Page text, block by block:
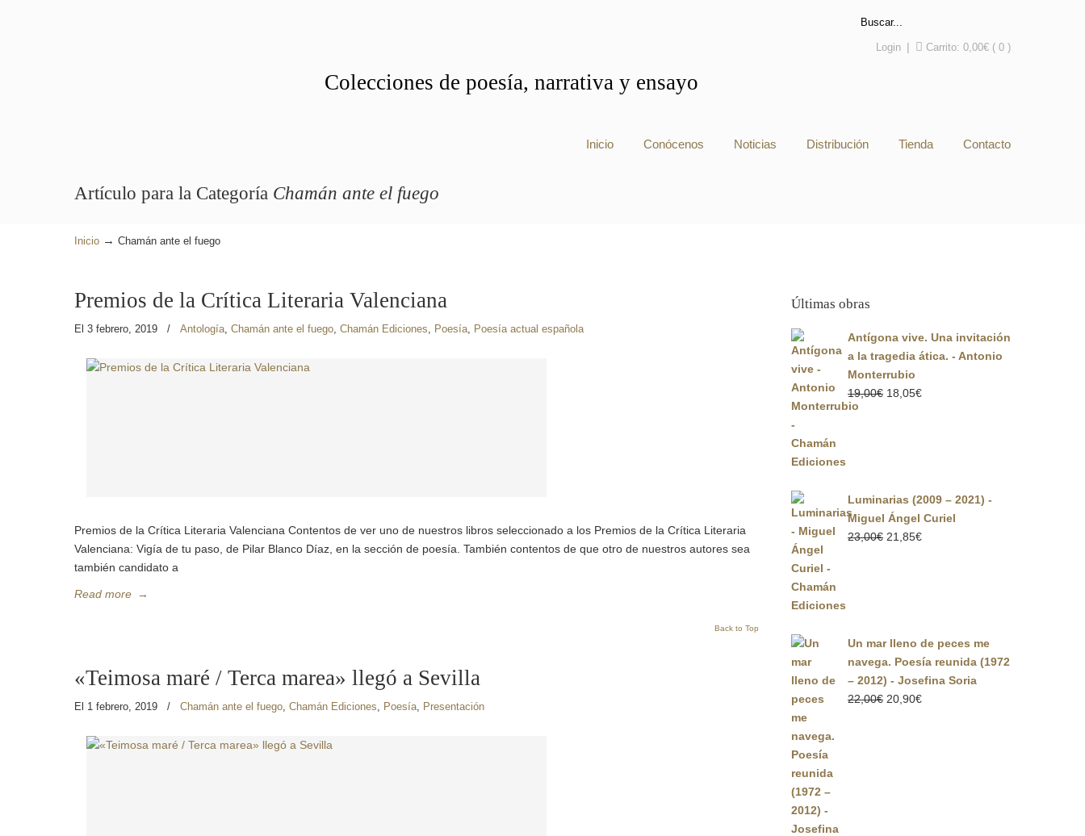
Colecciones de poesía, narrativa y ensayo
Login Carrito: 0,00€ ( 0 )
Inicio Conócenos Noticias Distribución Tienda Contacto
Artículo para la Categoría Chamán ante el fuego
Inicio → Chamán ante el fuego
Premios de la Crítica Literaria Valenciana
El 3 febrero, 2019 / Antología, Chamán ante el fuego, Chamán Ediciones, Poesía, Poesía actual española
Premios de la Crítica Literaria Valenciana Contentos de ver uno de nuestros libros seleccionado a los Premios de la Crítica Literaria
Valenciana: Vigía de tu paso, de Pilar Blanco Díaz, en la sección de poesía. También contentos de que otro de nuestros autores sea
también candidato a
Read more →
Back to Top
«Teimosa maré / Terca marea» llegó a Sevilla
El 1 febrero, 2019 / Chamán ante el fuego, Chamán Ediciones, Poesía, Presentación
Últimas obras
Antígona vive. Una invitación
a la tragedia ática. - Antonio
Monterrubio
19,00€ El
18,05€El
Luminarias (2009 – 2021) -
Miguel Ángel Curiel
23,00€ El
21,85€El
Un mar lleno de peces me
navega. Poesía reunida (1972
– 2012) - Josefina Soria
22,00€ El
20,90€El